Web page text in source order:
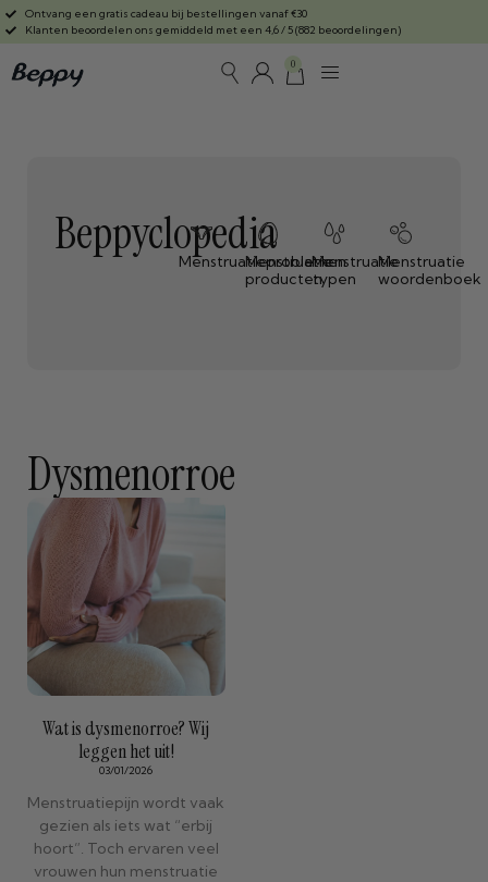
Ontvang een gratis cadeau bij bestellingen vanaf €30
Klanten beoordelen ons gemiddeld met een 4,6 / 5 (882 beoordelingen)
0
Beppyclopedia
Menstruatieproblemen
Menstruatie
producten
Menstruatie
typen
Menstruatie
woordenboek
Dysmenorroe
Wat is dysmenorroe? Wij
leggen het uit!
03/01/2026
Menstruatiepijn wordt vaak
gezien als iets wat “erbij
hoort”. Toch ervaren veel
vrouwen hun menstruatie